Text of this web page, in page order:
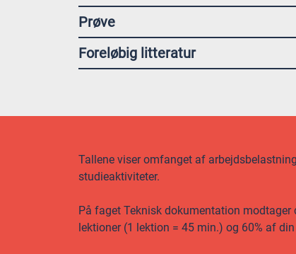
Prøve
Foreløbig litteratur
Tallene viser omfanget af
studieaktiviteter.
På faget Teknisk dokumentation
lektioner (1 lektion = 45 min.) og 60% af